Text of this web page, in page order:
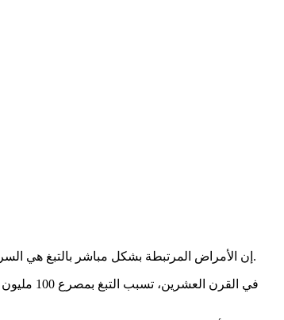
إن الأمراض المرتبطة بشكل مباشر بالتبغ هي السرطان – خصوصا سرطان الرئة – واحتشاء عضلة القلب وأمراض القلب والأوعية الدموية واضطرابات الجهاز التنفسي من نوع مرض الانسداد الرئوي المزمن.